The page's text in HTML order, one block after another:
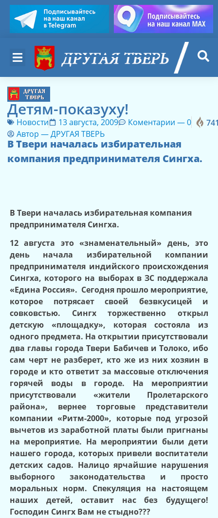
Детям-показуху!
Новости 13 августа, 2009 Коментарии —0
Автор —ДРУГАЯ ТВЕРЬ
В Твери началась избирательная
компания предпринимателя Сингха.
В Твери началась избирательная компания
предпринимателя Сингха.
12 августа это «знаменательный» день, это
день начала избирательной компании
предпринимателя индийского происхождения
Сингха, которого на выборах в ЗС поддержала
«Едина Россия». Сегодня прошло мероприятие,
которое потрясает своей безвкусицей и
совковстью. Сингх торжественно открыл
детскую «площадку», которая состояла из
одного предмета. На открытии присутствовали
два главы города Твери Бабичев и Толоко, ибо
сам черт не разберет, кто же из них хозяин в
городе и кто ответит за массовые отключения
горячей воды в городе. На мероприятии
присутствовали «жители Пролетарского
района», вернее торговые представители
компании «Ритм-2000», которые под угрозой
вычетов из заработной платы были пригнаны
на мероприятие. На мероприятии были дети
нашего города, которых привели воспитатели
детских садов. Налицо ярчайшие нарушения
выборного законодательства и просто
моральных норм. Спекуляция на настоящем
наших детей, оставит нас без будущего!
Господин Сингх Вам не стыдно???